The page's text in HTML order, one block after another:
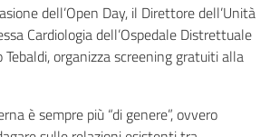
dell’Open Day, il Direttore dell’Unità
Cardiologia dell’Ospedale Distrettuale
organizza screening gratuiti alla
è sempre più “di genere”, ovvero